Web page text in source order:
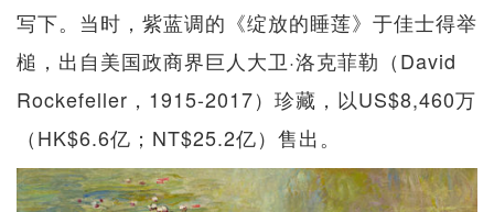
写下。当时，紫蓝调的《绽放的睡莲》于佳士得举
槌，出自美国政商界巨人大卫·洛克菲勒（David
Rockefeller，1915-2017）珍藏，以US$8,460万
（HK$6.6亿；NT$25.2亿）售出。